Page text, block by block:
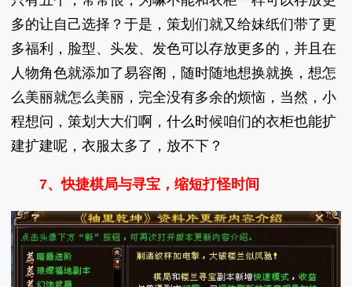
多的让自己选择？于是，策划们就又给妹纸们带了更
多福利，脸型、头发、发色可以存放更多的，并且在
人物角色就添加了易容阁，随时随地想换就换，想怎
么美丽就怎么美丽，完全没有多余的烦恼，当然，小
程想问，策划大大们啊，什么时候咱们的衣柜也能扩
建扩建呢，衣服太多了，放不下？
7、快捷棋局与寻宝，缩短打怪时间